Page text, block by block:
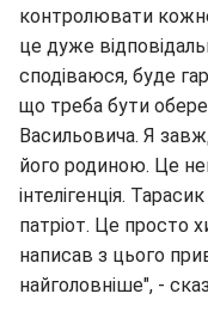
контролювати
це дуже
сподіваюся, буде
що треба бути
Васильовича. Я
його родиною. Це
інтелігенція.
патріот. Це просто
написав з цього
найголовніше", -